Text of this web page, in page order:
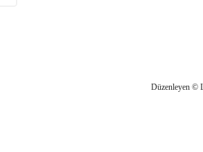
Düzenleyen ©